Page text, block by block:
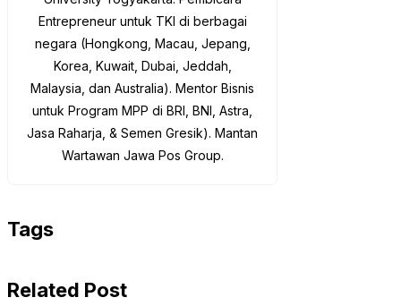
Entrepreneur untuk TKI di berbagai
negara (Hongkong, Macau, Jepang,
Korea, Kuwait, Dubai, Jeddah,
Malaysia, dan Australia). Mentor Bisnis
untuk Program MPP di BRI, BNI, Astra,
Jasa Raharja, & Semen Gresik). Mantan
Wartawan Jawa Pos Group.
Tags
Related Post